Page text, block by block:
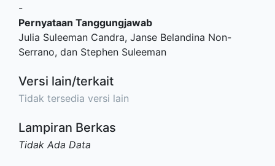
-
Pernyataan Tanggungjawab
Julia Suleeman Candra, Janse Belandina Non-
Serrano, dan Stephen Suleeman
Versi lain/terkait
Tidak tersedia versi lain
Lampiran Berkas
Tidak Ada Data